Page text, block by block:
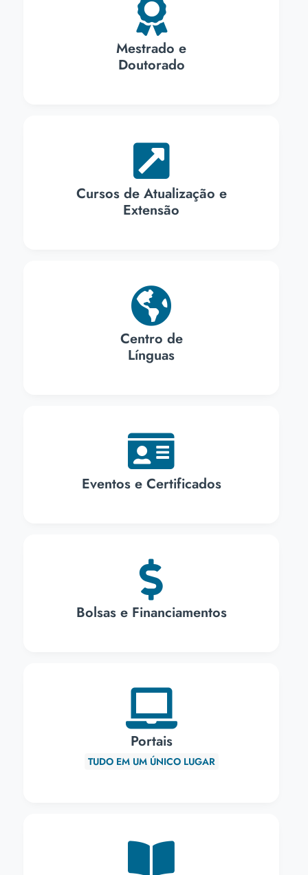
Mestrado e
Doutorado
Cursos de Atualização e
Extensão
Centro de
Línguas
Eventos e Certificados
Bolsas e Financiamentos
Portais
TUDO EM UM ÚNICO LUGAR